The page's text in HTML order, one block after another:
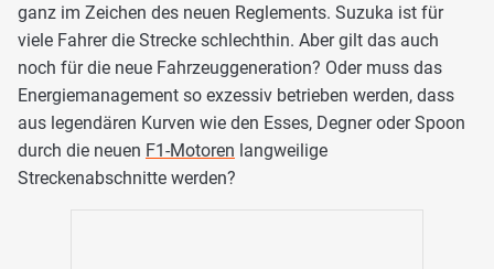
ganz im Zeichen des neuen Reglements. Suzuka ist für
viele Fahrer die Strecke schlechthin. Aber gilt das auch
noch für die neue Fahrzeuggeneration? Oder muss das
Energiemanagement so exzessiv betrieben werden, dass
aus legendären Kurven wie den Esses, Degner oder Spoon
durch die neuen F1-Motoren langweilige
Streckenabschnitte werden?